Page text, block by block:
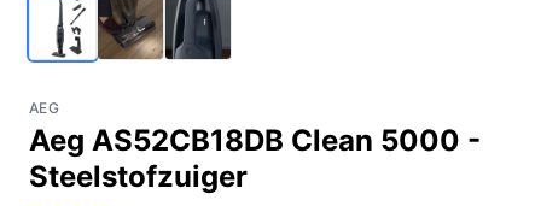
AEG
Aeg AS52CB18DB Clean 5000 -
Steelstofzuiger